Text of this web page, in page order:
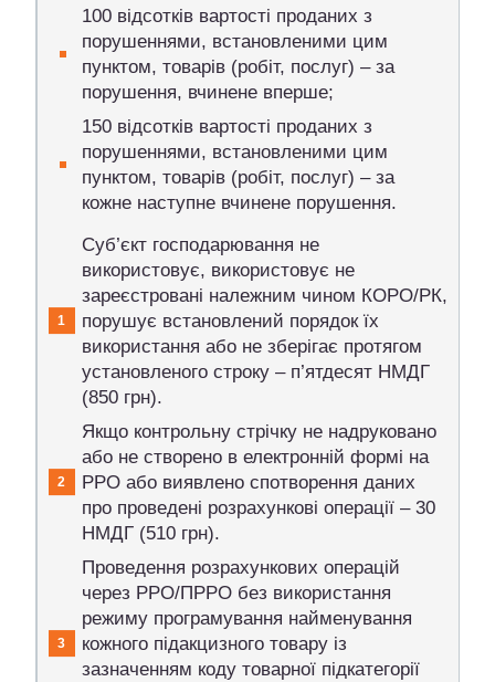
100 відсотків вартості проданих з
порушеннями, встановленими цим
пунктом, товарів (робіт, послуг) – за
порушення, вчинене вперше;
150 відсотків вартості проданих з
порушеннями, встановленими цим
пунктом, товарів (робіт, послуг) – за
кожне наступне вчинене порушення.
Суб’єкт господарювання не
використовує, використовує не
зареєстровані належним чином КОРО/РК,
порушує встановлений порядок їх
використання або не зберігає протягом
установленого строку – п’ятдесят НМДГ
(850 грн).
Якщо контрольну стрічку не надруковано
або не створено в електронній формі на
РРО або виявлено спотворення даних
про проведені розрахункові операції – 30
НМДГ (510 грн).
Проведення розрахункових операцій
через РРО/ПРРО без використання
режиму програмування найменування
кожного підакцизного товару із
зазначенням коду товарної підкатегорії